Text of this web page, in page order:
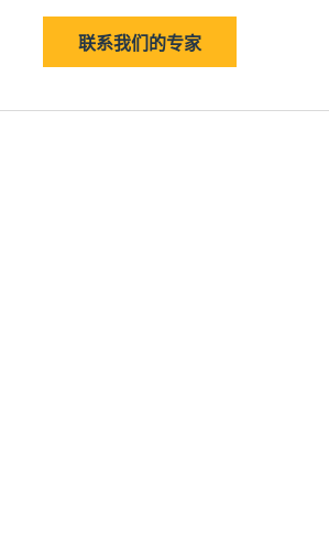
联系我们的专家